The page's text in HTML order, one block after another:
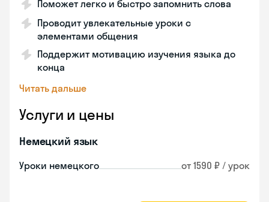
Поможет легко и быстро запомнить слова
Проводит увлекательные уроки с
элементами общения
Поддержит мотивацию изучения языка до
конца
Читать дальше
Услуги и цены
Немецкий язык
Уроки немецкого от 1590 ₽ / урок